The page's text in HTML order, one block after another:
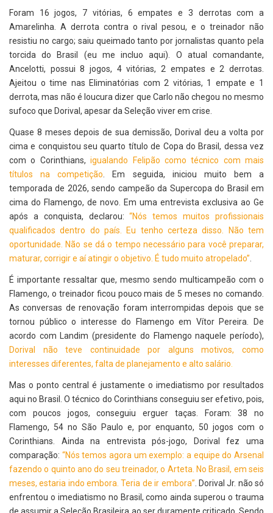
Foram 16 jogos, 7 vitórias, 6 empates e 3 derrotas com a
Amarelinha. A derrota contra o rival pesou, e o treinador não
resistiu no cargo; saiu queimado tanto por jornalistas quanto pela
torcida do Brasil (eu me incluo aqui). O atual comandante,
Ancelotti, possui 8 jogos, 4 vitórias, 2 empates e 2 derrotas.
Ajeitou o time nas Eliminatórias com 2 vitórias, 1 empate e 1
derrota, mas não é loucura dizer que Carlo não chegou no mesmo
sufoco que Dorival, apesar da Seleção viver em crise.
Quase 8 meses depois de sua demissão, Dorival deu a volta por
cima e conquistou seu quarto título de Copa do Brasil, dessa vez
com o Corinthians,igualando Felipão como técnico com mais
títulos na competição. Em seguida, iniciou muito bem a
temporada de 2026, sendo campeão da Supercopa do Brasil em
cima do Flamengo, de novo. Em uma entrevista exclusiva ao Ge
após a conquista, declarou:“Nós temos muitos profissionais
qualificados dentro do país. Eu tenho certeza disso. Não tem
oportunidade. Não se dá o tempo necessário para você preparar,
maturar, corrigir e aí atingir o objetivo. É tudo muito atropelado”.
É importante ressaltar que, mesmo sendo multicampeão com o
Flamengo, o treinador ficou pouco mais de 5 meses no comando.
As conversas de renovação foram interrompidas depois que se
tornou público o interesse do Flamengo em Vítor Pereira. De
acordo com Landim (presidente do Flamengo naquele período),
Dorival não teve continuidade por alguns motivos, como
interesses diferentes, falta de planejamento e alto salário.
Mas o ponto central é justamente o imediatismo por resultados
aqui no Brasil. O técnico do Corinthians conseguiu ser efetivo, pois,
com poucos jogos, conseguiu erguer taças. Foram: 38 no
Flamengo, 54 no São Paulo e, por enquanto, 50 jogos com o
Corinthians. Ainda na entrevista pós-jogo, Dorival fez uma
comparação: “Nós temos agora um exemplo: a equipe do Arsenal
fazendo o quinto ano do seu treinador, o Arteta. No Brasil, em seis
meses, estaria indo embora. Teria de ir embora”. Dorival Jr. não só
enfrentou o imediatismo no Brasil, como ainda superou o trauma